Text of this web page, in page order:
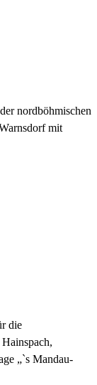
nordböhmischen
mit
die
„`s Mandau-